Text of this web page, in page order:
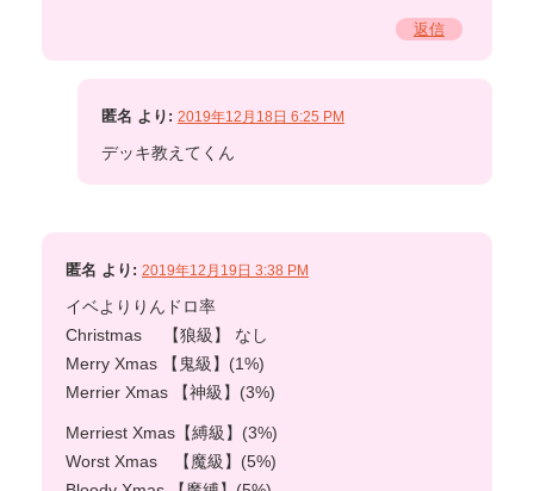
返信
匿名 より: 2019年12月18日 6:25 PM
デッキ教えてくん
匿名 より: 2019年12月19日 3:38 PM
イベよりりんドロ率
Christmas 【狼級】 なし
Merry Xmas 【鬼級】(1%)
Merrier Xmas 【神級】(3%)
Merriest Xmas【縛級】(3%)
Worst Xmas 【魔級】(5%)